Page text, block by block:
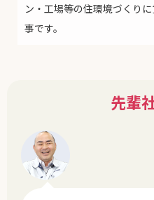
ン・工場等の住環境づくり
事です。
先輩